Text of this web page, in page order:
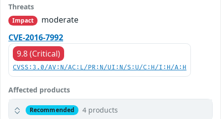
Threats
Impact
moderate
CVE-2016-7992
9.8 (Critical)
CVSS:3.0/AV:N/AC:L/PR:N/UI:N/S:U/C:H/I:H/A:H
Affected products
Recommended 4 products